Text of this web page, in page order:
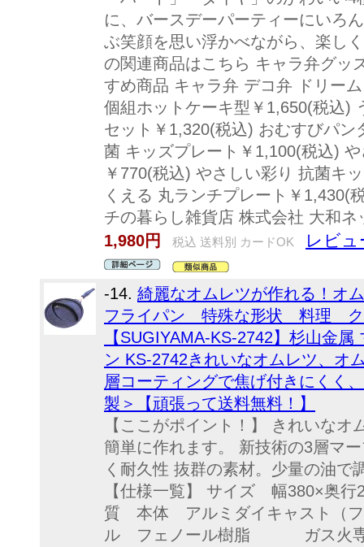
に、バースデーパーティーにいろ
ぶ笑顔を思い浮かべながら、楽し
の関連商品はこちら キャラ弁グッ
すめ商品 キャラ弁 デコ弁 ドリー
個組ホットケーキ型￥1,650(税込)
セット￥1,320(税込) おむすびパ
菌 キッズプレート￥1,100(税込)
￥770(税込) やさしい彩り 抗菌キ
くえる 丸ランチプレート￥1,430(
チの暮らし雑貨店 株式会社 大和ネ
1,980円
税込 送料別 カードOK レビュ
-14. 綺麗なオムレツが作れる
フライパン 特殊な形状 料理
【SUGIYAMA-KS-2742】杉山金
ン KS-2742きれいなオムレツ、オ
層コーティングで焦げ付きにくく
製＞【頑張って送料無料！】
【ここがポイント！】 きれいな
簡単に作れます。 新技術の3層マ
く耐久性 抜群の素材。少量の油で
【仕様一覧】 サイズ 幅380×奥
質 本体 アルミダイキャスト
ル フェノール樹脂 ガス火専